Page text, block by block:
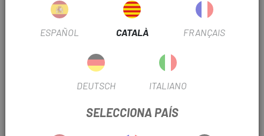
AFEGEIX A LA CISTELLA
Excepte darreres unitats o productes en liquidació.
Consulteu els temps de lliurament estimats en triar el
mètode d'enviament.
ESPAÑOL CATALÀ FRANÇAIS
DEUTSCH ITALIANO
SELECCIONA PAÍS